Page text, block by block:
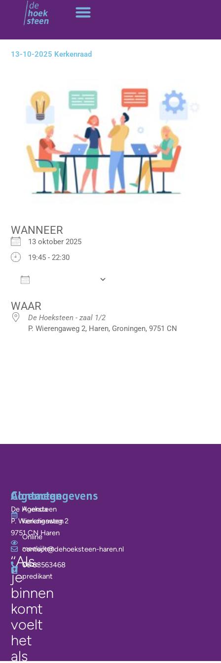
inhoud
13-10-2025 Kerkenraad
WANNEER
13 oktober 2025
19:45 - 22:30
WAAR
De Hoeksteen - zaal 1/2
P. Wierengaweg 2, Haren, Groningen, 9751 CN
‘‘Als
je
binnen
komt
voelt
het
als
Algemeen
Agenda
kerkdiensten
Online
meekijken
Onze
predikant
Contactgegevens
De Hoeksteen
P. Wierengaweg 2
9751 CN Haren
contact@dehoeksteen-haren.nl
06 83563468